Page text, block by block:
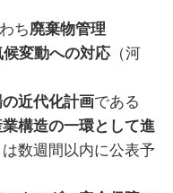
ち廃棄物管理
候変動への対応 （河
近代化計画である
業構造の一環として進
数週間以内に公表予